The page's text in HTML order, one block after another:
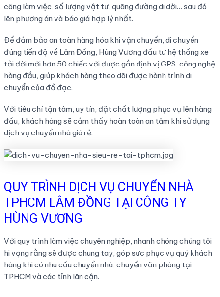
công làm việc, số lượng vật tư, quãng đường di dời… sau đó
lên phương án và báo giá hợp lý nhất.
Để đảm bảo an toàn hàng hóa khi vận chuyển, di chuyển
đúng tiến độ về Lâm Đồng, Hùng Vương đầu tư hệ thống xe
tải đời mới hơn 50 chiếc với được gắn định vị GPS, công nghệ
hàng đầu, giúp khách hàng theo dõi được hành trình di
chuyển của đồ đạc.
Với tiêu chí tận tâm, uy tín, đặt chất lượng phục vụ lên hàng
đầu, khách hàng sẽ cảm thấy hoàn toàn an tâm khi sử dụng
dịch vụ chuyển nhà giá rẻ.
QUY TRÌNH DỊCH VỤ CHUYỂN NHÀ
TPHCM LÂM ĐỒNG TẠI CÔNG TY
HÙNG VƯƠNG
Với quy trình làm việc chuyên nghiệp, nhanh chóng chúng tôi
hi vọng rằng sẽ được chung tay, góp sức phục vụ quý khách
hàng khi có nhu cầu chuyển nhà, chuyển văn phòng tại
TPHCM và các tỉnh lân cận.